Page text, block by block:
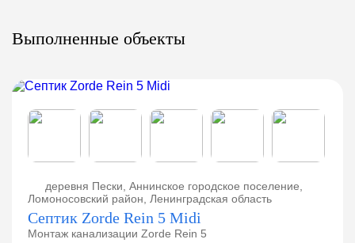
Выполненные объекты
деревня Пески, Аннинское городское поселение,
Ломоносовский район, Ленинградская область
Септик Zorde Rein 5 Midi
Монтаж канализации Zorde Rein 5